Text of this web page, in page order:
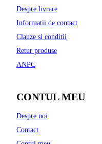
Despre livrare
Informatii de contact
Clauze si conditii
Retur produse
ANPC
CONTUL MEU
Despre noi
Contact